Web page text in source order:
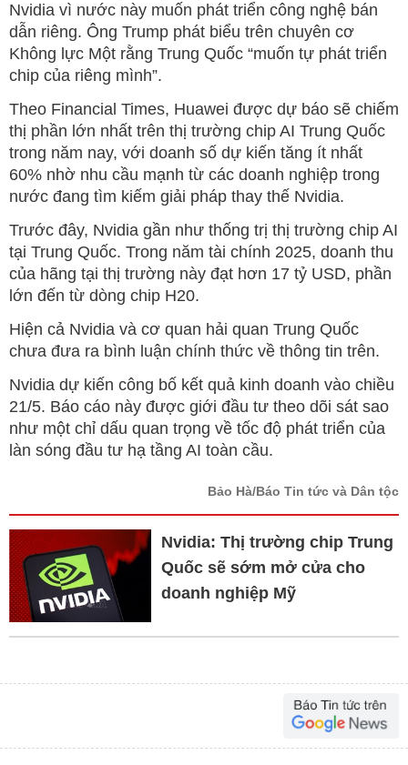
Nvidia vì nước này muốn phát triển công nghệ bán
dẫn riêng. Ông Trump phát biểu trên chuyên cơ
Không lực Một rằng Trung Quốc “muốn tự phát triển
chip của riêng mình”.
Theo Financial Times, Huawei được dự báo sẽ chiếm
thị phần lớn nhất trên thị trường chip AI Trung Quốc
trong năm nay, với doanh số dự kiến tăng ít nhất
60% nhờ nhu cầu mạnh từ các doanh nghiệp trong
nước đang tìm kiếm giải pháp thay thế Nvidia.
Trước đây, Nvidia gần như thống trị thị trường chip AI
tại Trung Quốc. Trong năm tài chính 2025, doanh thu
của hãng tại thị trường này đạt hơn 17 tỷ USD, phần
lớn đến từ dòng chip H20.
Hiện cả Nvidia và cơ quan hải quan Trung Quốc
chưa đưa ra bình luận chính thức về thông tin trên.
Nvidia dự kiến công bố kết quả kinh doanh vào chiều
21/5. Báo cáo này được giới đầu tư theo dõi sát sao
như một chỉ dấu quan trọng về tốc độ phát triển của
làn sóng đầu tư hạ tầng AI toàn cầu.
Bảo Hà/Báo Tin tức và Dân tộc
Nvidia: Thị trường chip Trung
Quốc sẽ sớm mở cửa cho
doanh nghiệp Mỹ